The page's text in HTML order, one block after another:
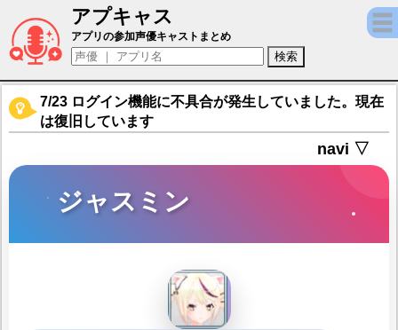
アプキャス
ジャスミン（声優：花安未羽)【デタリキZ
アプリの参加声優キャストまとめ
7/23 ログイン機能に不具合が発生していました。現在
は復旧しています
navi ▽
ジャスミン